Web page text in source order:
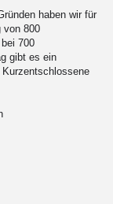
haben wir für
von 800
700
gibt es ein